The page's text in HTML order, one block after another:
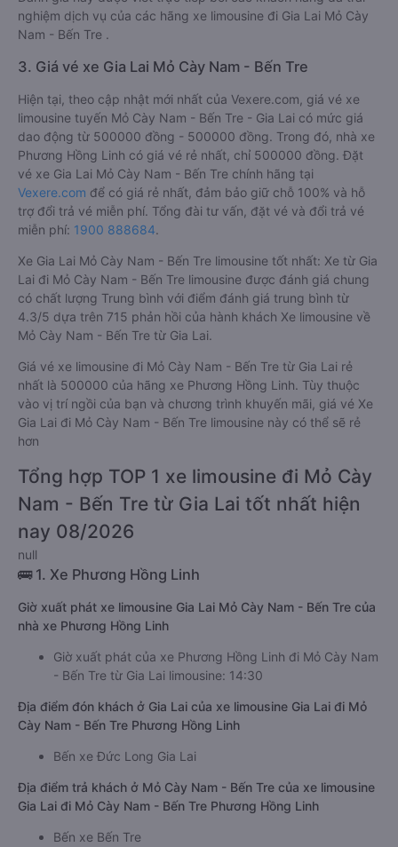
nghiệm dịch vụ của các hãng xe limousine đi Gia Lai Mỏ Cày
Nam - Bến Tre .
3. Giá vé xe Gia Lai Mỏ Cày Nam - Bến Tre
Hiện tại, theo cập nhật mới nhất của Vexere.com, giá vé xe
limousine tuyến Mỏ Cày Nam - Bến Tre - Gia Lai có mức giá
dao động từ 500000 đồng - 500000 đồng. Trong đó, nhà xe
Phương Hồng Linh có giá vé rẻ nhất, chỉ 500000 đồng. Đặt
vé xe Gia Lai Mỏ Cày Nam - Bến Tre chính hãng tại
Vexere.com để có giá rẻ nhất, đảm bảo giữ chỗ 100% và hỗ
trợ đổi trả vé miễn phí. Tổng đài tư vấn, đặt vé và đổi trả vé
miễn phí: 1900 888684.
Xe Gia Lai Mỏ Cày Nam - Bến Tre limousine tốt nhất: Xe từ Gia
Lai đi Mỏ Cày Nam - Bến Tre limousine được đánh giá chung
có chất lượng Trung bình với điểm đánh giá trung bình từ
4.3/5 dựa trên 715 phản hồi của hành khách Xe limousine về
Mỏ Cày Nam - Bến Tre từ Gia Lai.
Giá vé xe limousine đi Mỏ Cày Nam - Bến Tre từ Gia Lai rẻ
nhất là 500000 của hãng xe Phương Hồng Linh. Tùy thuộc
vào vị trí ngồi của bạn và chương trình khuyến mãi, giá vé Xe
Gia Lai đi Mỏ Cày Nam - Bến Tre limousine này có thể sẽ rẻ
hơn
Tổng hợp TOP 1 xe limousine đi Mỏ Cày
Nam - Bến Tre từ Gia Lai tốt nhất hiện
nay 08/2026
null
🚌 1. Xe Phương Hồng Linh
Giờ xuất phát xe limousine Gia Lai Mỏ Cày Nam - Bến Tre của
nhà xe Phương Hồng Linh
Giờ xuất phát của xe Phương Hồng Linh đi Mỏ Cày Nam
- Bến Tre từ Gia Lai limousine: 14:30
Địa điểm đón khách ở Gia Lai của xe limousine Gia Lai đi Mỏ
Cày Nam - Bến Tre Phương Hồng Linh
Bến xe Đức Long Gia Lai
Địa điểm trả khách ở Mỏ Cày Nam - Bến Tre của xe limousine
Gia Lai đi Mỏ Cày Nam - Bến Tre Phương Hồng Linh
Bến xe Bến Tre